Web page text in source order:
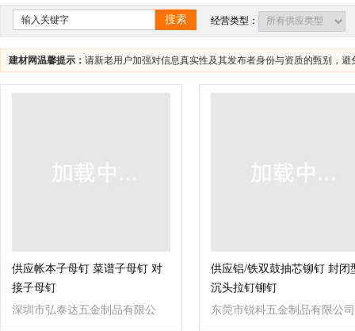
四川 海南 贵州 云南 西藏
搜索 经营类型：
建材网温馨提示： 请新老用户加强对信息真实性及其发布者身份与资质的甄别，
供应帐本子母钉 菜谱子母钉 对
接子母钉
深圳市弘泰达五金制品有限公
供应铝/铁双鼓抽芯铆钉 封闭
沉头拉钉铆钉
东莞市锐科五金制品有限公司